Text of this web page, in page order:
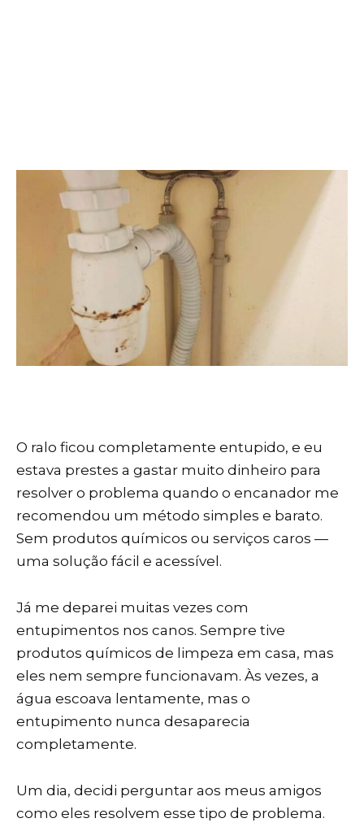
O ralo ficou completamente entupido, e eu
estava prestes a gastar muito dinheiro para
resolver o problema quando o encanador me
recomendou um método simples e barato.
Sem produtos químicos ou serviços caros —
uma solução fácil e acessível.
Já me deparei muitas vezes com
entupimentos nos canos. Sempre tive
produtos químicos de limpeza em casa, mas
eles nem sempre funcionavam. Às vezes, a
água escoava lentamente, mas o
entupimento nunca desaparecia
completamente.
Um dia, decidi perguntar aos meus amigos
como eles resolvem esse tipo de problema.